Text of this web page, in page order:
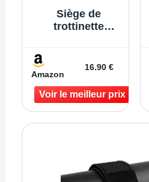
Siège de
trottinette
hauteur,
accessoire de
scooter
électrique
réglable pour
adultes, capacité
pour trottinette
Amazon
16.90 €